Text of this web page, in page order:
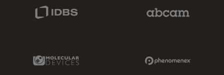
Molecular Devices Link